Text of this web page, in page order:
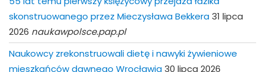
skonstruowanego przez Mieczysława Bekkera31 lipca
2026 naukawpolsce.pap.pl
Naukowcy zrekonstruowali dietę i nawyki żywieniowe
mieszkańców dawnego Wrocławia30 lipca 2026